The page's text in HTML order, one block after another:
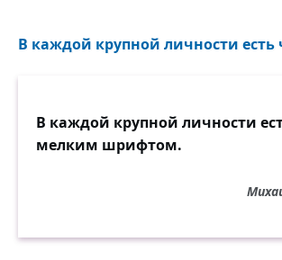
В каждой крупной личности
В каждой крупной личности
мелким шрифтом.